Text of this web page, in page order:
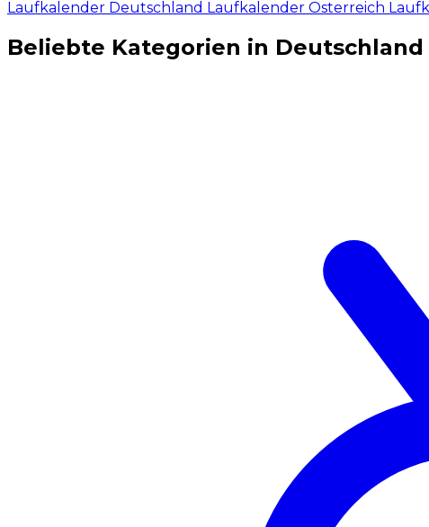
Laufkalender Deutschland Laufkalender Österreich
Beliebte Kategorien in Deutschland